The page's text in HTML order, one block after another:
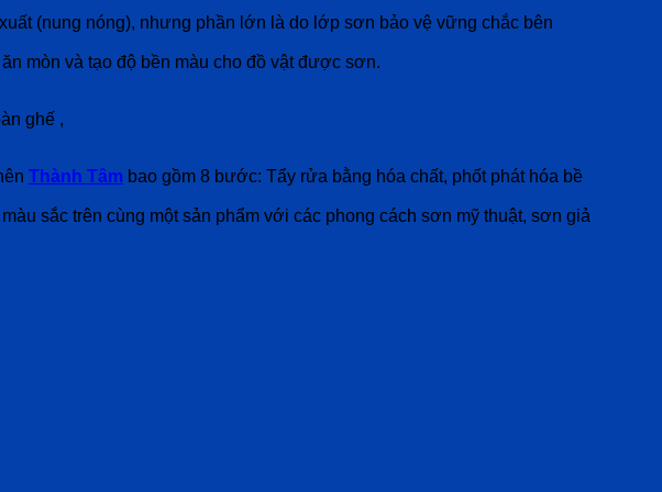
(nung nóng), nhưng phần lớn là do lớp sơn bảo vệ vững chắc bên
mòn và tạo độ bền màu cho đồ vật được sơn.
ghế ,
Thành Tâm bao gồm 8 bước: Tẩy rửa bằng hóa chất, phốt phát hóa bề
sắc trên cùng một sản phẩm với các phong cách sơn mỹ thuật, sơn giả